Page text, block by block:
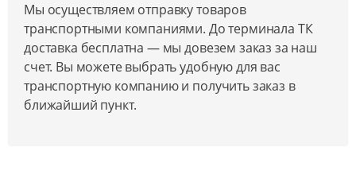
Мы осуществляем отправку товаров
транспортными компаниями. До терминала ТК
доставка бесплатна — мы довезем заказ за наш
счет. Вы можете выбрать удобную для вас
транспортную компанию и получить заказ в
ближайший пункт.